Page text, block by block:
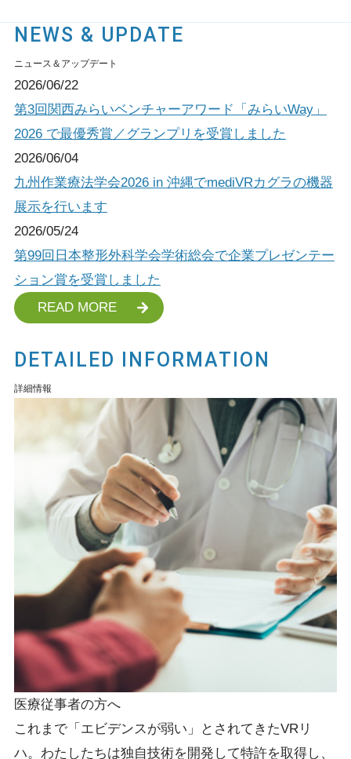
NEWS & UPDATE
ニュース＆アップデート
2026/06/22
第3回関西みらいベンチャーアワード「みらいWay」
2026 で最優秀賞／グランプリを受賞しました
2026/06/04
九州作業療法学会2026 in 沖縄でmediVRカグラの機器
展示を行います
2026/05/24
第99回日本整形外科学会学術総会で企業プレゼンテー
ション賞を受賞しました
READ MORE
DETAILED INFORMATION
詳細情報
医療従事者の方へ
これまで「エビデンスが弱い」とされてきたVRリ
ハ。わたしたちは独自技術を開発して特許を取得し、